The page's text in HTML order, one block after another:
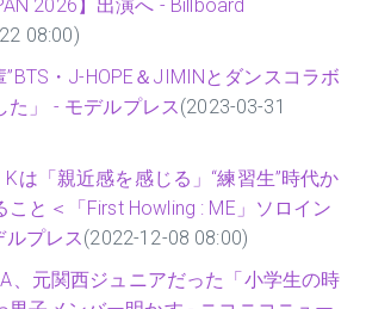
2026】出演へ - Billboard
08:00)
”BTS・J-HOPE＆JIMINとダンスコラボ
た」 - モデルプレス(2023-03-31
Kは「親近感を感じる」“練習生”時代か
こと＜「First Howling : ME」ソロイン
ルプレス(2022-12-08 08:00)
、元関西ジュニアだった「小学生の時